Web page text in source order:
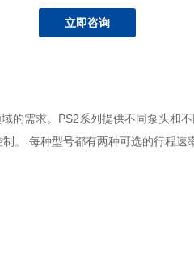
立即咨询
需求。PS2系列提供不同泵头和
。 每种型号都有两种可选的行程速